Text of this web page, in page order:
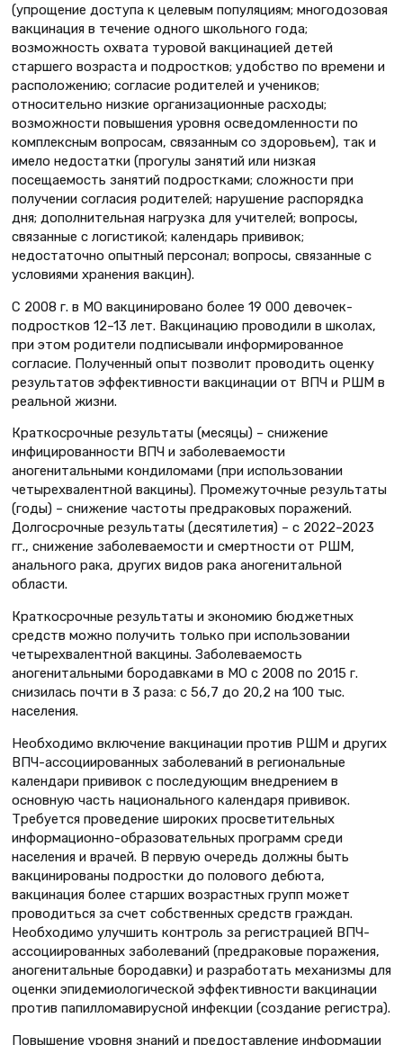
(упрощение доступа к целевым популяциям; многодозовая
вакцинация в течение одного школьного года;
возможность охвата туровой вакцинацией детей
старшего возраста и подростков; удобство по времени и
расположению; согласие родителей и учеников;
относительно низкие организационные расходы;
возможности повышения уровня осведомленности по
комплексным вопросам, связанным со здоровьем), так и
имело недостатки (прогулы занятий или низкая
посещаемость занятий подростками; сложности при
получении согласия родителей; нарушение распорядка
дня; дополнительная нагрузка для учителей; вопросы,
связанные с логистикой; календарь прививок;
недостаточно опытный персонал; вопросы, связанные с
условиями хранения вакцин).
С 2008 г. в МО вакцинировано более 19 000 девочек-
подростков 12–13 лет. Вакцинацию проводили в школах,
при этом родители подписывали информированное
согласие. Полученный опыт позволит проводить оценку
результатов эффективности вакцинации от ВПЧ и РШМ в
реальной жизни.
Краткосрочные результаты (месяцы) – снижение
инфицированности ВПЧ и заболеваемости
аногенитальными кондиломами (при использовании
четырехвалентной вакцины). Промежуточные результаты
(годы) – снижение частоты предраковых поражений.
Долгосрочные результаты (десятилетия) – с 2022–2023
гг., снижение заболеваемости и смертности от РШМ,
анального рака, других видов рака аногенитальной
области.
Краткосрочные результаты и экономию бюджетных
средств можно получить только при использовании
четырехвалентной вакцины. Заболеваемость
аногенитальными бородавками в МО с 2008 по 2015 г.
снизилась почти в 3 раза: с 56,7 до 20,2 на 100 тыс.
населения.
Необходимо включение вакцинации против РШМ и других
ВПЧ-ассоциированных заболеваний в региональные
календари прививок с последующим внедрением в
основную часть национального календаря прививок.
Требуется проведение широких просветительных
информационно-образовательных программ среди
населения и врачей. В первую очередь должны быть
вакцинированы подростки до полового дебюта,
вакцинация более старших возрастных групп может
проводиться за счет собственных средств граждан.
Необходимо улучшить кон­троль за регистрацией ВПЧ-
ассоциированных заболеваний (предраковые поражения,
аногенитальные бородавки) и разработать механизмы для
оценки эпидемиологической эффективности вакцинации
против папилломавирусной инфекции (создание регистра).
Повышение уровня знаний и предоставление информации